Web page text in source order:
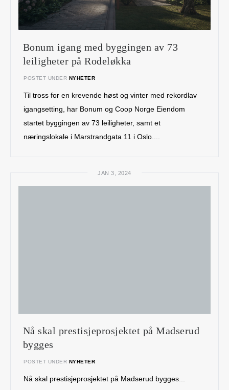
Bonum igang med byggingen av 73
leiligheter på Rodeløkka
POSTET UNDER NYHETER
Til tross for en krevende høst og vinter med rekordlav
igangsetting, har Bonum og Coop Norge Eiendom
startet byggingen av 73 leiligheter, samt et
næringslokale i Marstrandgata 11 i Oslo....
JAN 3, 2024
Nå skal prestisjeprosjektet på Madserud
bygges
POSTET UNDER NYHETER
Nå skal prestisjeprosjektet på Madserud bygges...